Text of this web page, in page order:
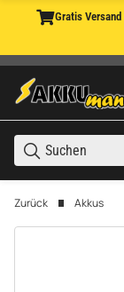
Gratis Versand
Zurück Akkus